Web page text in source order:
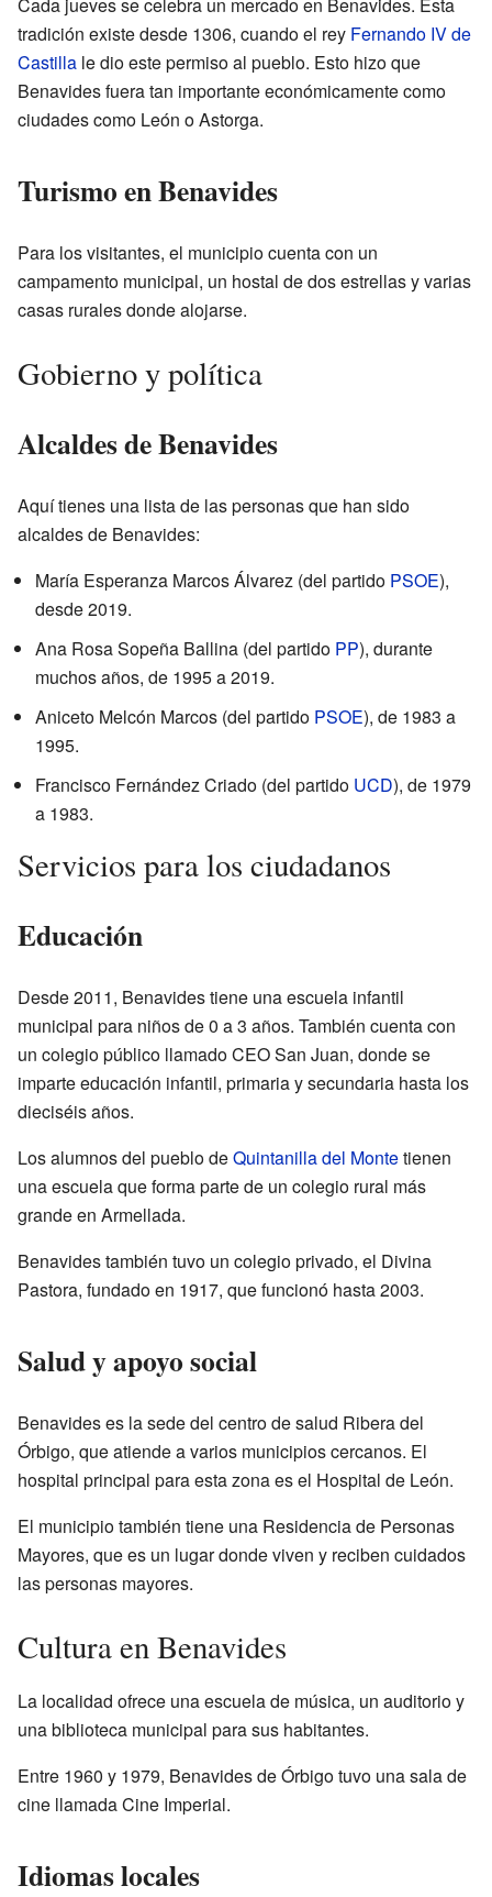
tradición existe desde 1306, cuando el rey Fernando IV de
Castilla le dio este permiso al pueblo. Esto hizo que
Benavides fuera tan importante económicamente como
ciudades como León o Astorga.
Turismo en Benavides
Para los visitantes, el municipio cuenta con un
campamento municipal, un hostal de dos estrellas y varias
casas rurales donde alojarse.
Gobierno y política
Alcaldes de Benavides
Aquí tienes una lista de las personas que han sido
alcaldes de Benavides:
María Esperanza Marcos Álvarez (del partido PSOE),
desde 2019.
Ana Rosa Sopeña Ballina (del partido PP), durante
muchos años, de 1995 a 2019.
Aniceto Melcón Marcos (del partido PSOE), de 1983 a
1995.
Francisco Fernández Criado (del partido UCD), de 1979
a 1983.
Servicios para los ciudadanos
Educación
Desde 2011, Benavides tiene una escuela infantil
municipal para niños de 0 a 3 años. También cuenta con
un colegio público llamado CEO San Juan, donde se
imparte educación infantil, primaria y secundaria hasta los
dieciséis años.
Los alumnos del pueblo deQuintanilla del Montetienen
una escuela que forma parte de un colegio rural más
grande en Armellada.
Benavides también tuvo un colegio privado, el Divina
Pastora, fundado en 1917, que funcionó hasta 2003.
Salud y apoyo social
Benavides es la sede del centro de salud Ribera del
Órbigo, que atiende a varios municipios cercanos. El
hospital principal para esta zona es el Hospital de León.
El municipio también tiene una Residencia de Personas
Mayores, que es un lugar donde viven y reciben cuidados
las personas mayores.
Cultura en Benavides
La localidad ofrece una escuela de música, un auditorio y
una biblioteca municipal para sus habitantes.
Entre 1960 y 1979, Benavides de Órbigo tuvo una sala de
cine llamada Cine Imperial.
Idiomas locales